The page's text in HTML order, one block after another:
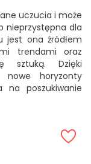
uczucia i może
nieprzystępna dla
jest ona źródłem
trendami oraz
sztuką. Dzięki
nowe horyzonty
na poszukiwanie